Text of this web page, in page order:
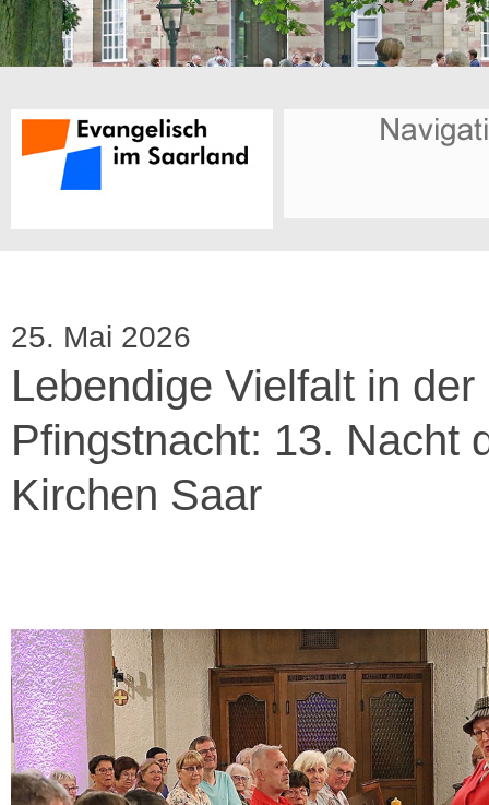
25. Mai 2026
Lebendige Vielfalt in der
Pfingstnacht: 13. Nacht
Kirchen Saar